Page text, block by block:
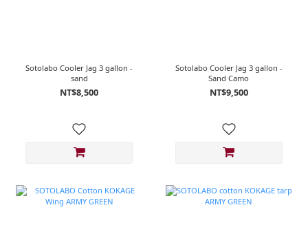
Sotolabo Cooler Jag 3 gallon -
sand
NT$8,500
Sotolabo Cooler Jag 3 gallon -
Sand Camo
NT$9,500